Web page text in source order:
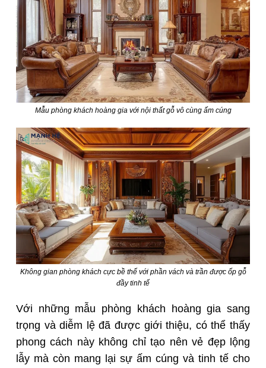
Mẫu phòng khách hoàng gia với nội thất gỗ vô cùng ấm cúng
Không gian phòng khách cực bề thế với phần vách và trần được ốp gỗ
đầy tinh tế
Với những mẫu phòng khách hoàng gia sang
trọng và diễm lệ đã được giới thiệu, có thể thấy
phong cách này không chỉ tạo nên vẻ đẹp lộng
lẫy mà còn mang lại sự ấm cúng và tinh tế cho